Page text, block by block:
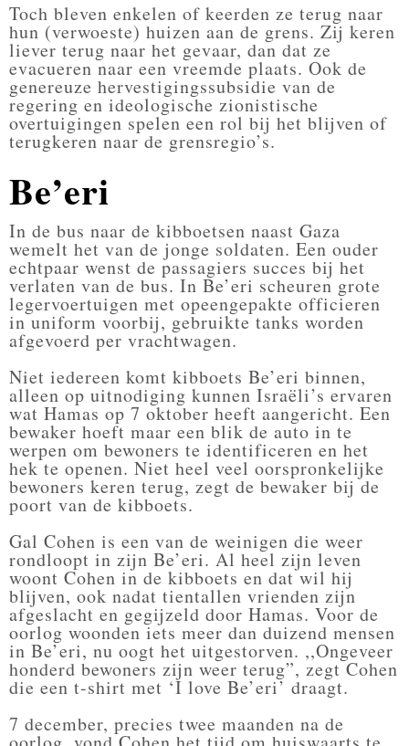
Toch bleven enkelen of keerden ze terug naar
hun (verwoeste) huizen aan de grens. Zij keren
liever terug naar het gevaar, dan dat ze
evacueren naar een vreemde plaats. Ook de
genereuze hervestigingssubsidie van de
regering en ideologische zionistische
overtuigingen spelen een rol bij het blijven of
terugkeren naar de grensregio’s.
Be’eri
In de bus naar de kibboetsen naast Gaza
wemelt het van de jonge soldaten. Een ouder
echtpaar wenst de passagiers succes bij het
verlaten van de bus. In Be’eri scheuren grote
legervoertuigen met opeengepakte officieren
in uniform voorbij, gebruikte tanks worden
afgevoerd per vrachtwagen.
Niet iedereen komt kibboets Be’eri binnen,
alleen op uitnodiging kunnen Israëli’s ervaren
wat Hamas op 7 oktober heeft aangericht. Een
bewaker hoeft maar een blik de auto in te
werpen om bewoners te identificeren en het
hek te openen. Niet heel veel oorspronkelijke
bewoners keren terug, zegt de bewaker bij de
poort van de kibboets.
Gal Cohen is een van de weinigen die weer
rondloopt in zijn Be’eri. Al heel zijn leven
woont Cohen in de kibboets en dat wil hij
blijven, ook nadat tientallen vrienden zijn
afgeslacht en gegijzeld door Hamas. Voor de
oorlog woonden iets meer dan duizend mensen
in Be’eri, nu oogt het uitgestorven. ,,Ongeveer
honderd bewoners zijn weer terug”, zegt Cohen
die een t-shirt met ‘I love Be’eri’ draagt.
7 december, precies twee maanden na de